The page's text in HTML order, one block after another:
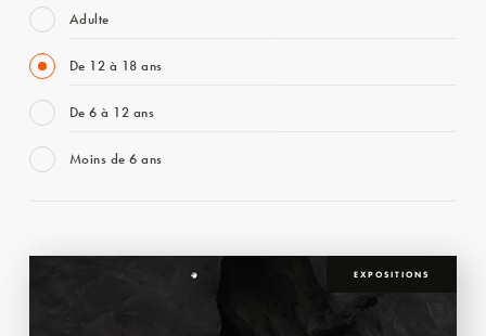
Adulte
De 12 à 18 ans
De 6 à 12 ans
Moins de 6 ans
EXPOSITIONS